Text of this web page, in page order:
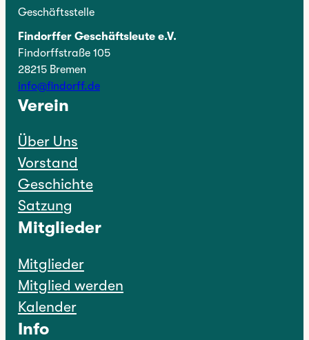
Geschäftsstelle
Findorffer Geschäftsleute e.V.
Findorffstraße 105
28215 Bremen
info@findorff.de
Verein
Über Uns
Vorstand
Geschichte
Satzung
Mitglieder
Mitglieder
Mitglied werden
Kalender
Info